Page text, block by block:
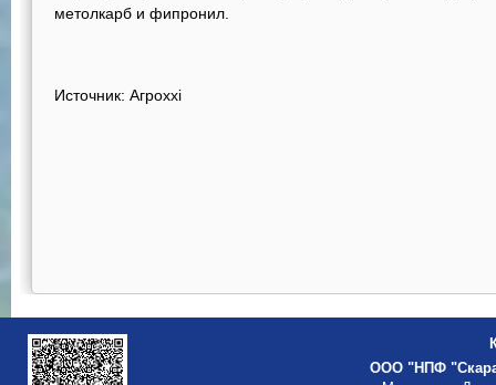
метолкарб и фипронил.
Источник: Агроxxi
ООО "НПФ